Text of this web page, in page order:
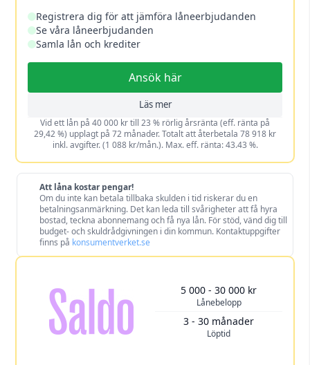
Registrera dig för att jämföra låneerbjudanden
Se våra låneerbjudanden
Samla lån och krediter
Ansök här
Läs mer
Vid ett lån på 40 000 kr till 23 % rörlig årsränta (eff. ränta på
29,42 %) upplagt på 72 månader. Totalt att återbetala 78 918 kr
inkl. avgifter. (1 088 kr/mån.). Max. eff. ränta: 43.43 %.
Att låna kostar pengar!
Om du inte kan betala tillbaka skulden i tid riskerar du en
betalningsanmärkning. Det kan leda till svårigheter att få hyra
bostad, teckna abonnemang och få nya lån. För stöd, vänd dig till
budget- och skuldrådgivningen i din kommun. Kontaktuppgifter
finns på konsumentverket.se
Lånebelopp
5 000 - 30 000 kr
Löptid
3 - 30 månader